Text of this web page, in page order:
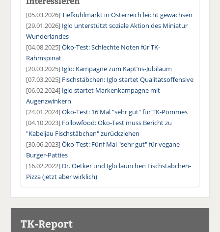
[05.03.2026]Tiefkühlmarkt in Österreich leicht gewachsen
[29.01.2026] Iglo unterstützt soziale Aktion des Miniatur
Wunderlandes
[04.08.2025]Öko-Test: Schlechte Noten für TK-
Rahmspinat
[20.03.2025] Iglo: Kampagne zum Käpt’ns-Jubiläum
[07.03.2025] Fischstäbchen: Iglo startet Qualitätsoffensive
[06.02.2024] Iglo startet Markenkampagne mit
Augenzwinkern
[24.01.2024]Öko-Test: 16 Mal "sehr gut" für TK-Pommes
[04.10.2023] Followfood: Öko-Test muss Bericht zu
"Kabeljau Fischstäbchen" zurückziehen
[30.06.2023]Öko-Test: Fünf Mal "sehr gut" für vegane
Burger-Patties
[16.02.2022] Dr. Oetker und Iglo launchen Fischstäbchen-
Pizza (jetzt aber wirklich)
TK-Report